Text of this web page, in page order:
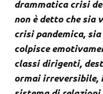
drammatica crisi
non è detto che sia
crisi pandemica,
colpisce
classi dirigenti,
ormai irreversibile,